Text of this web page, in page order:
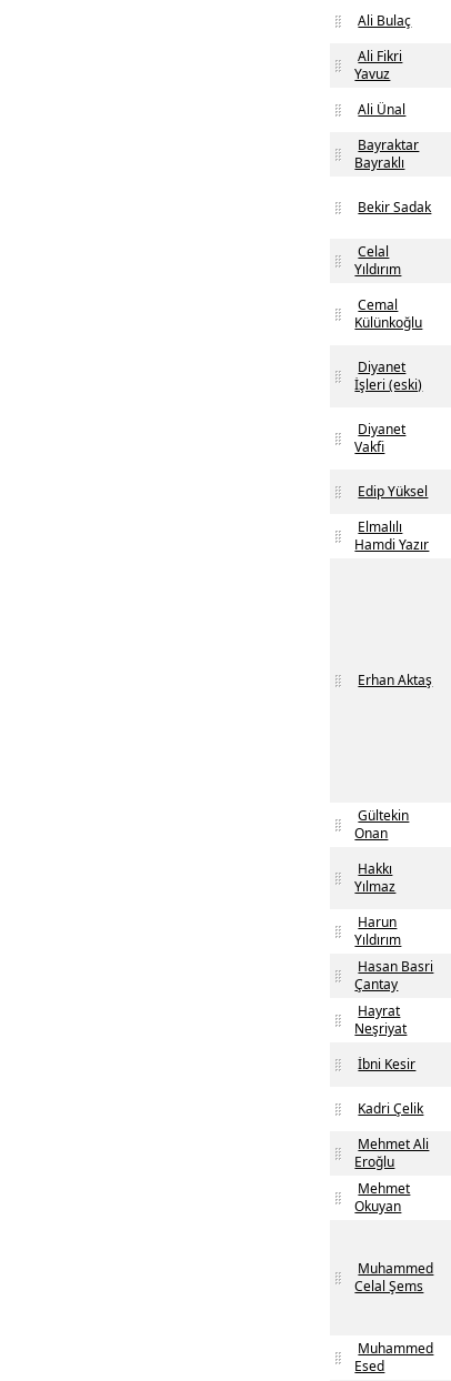
Ali Bulaç
Ali Fikri
Yavuz
Ali Ünal
Bayraktar
Bayraklı
Bekir Sadak
Celal
Yıldırım
Cemal
Külünkoğlu
Diyanet
İşleri (eski)
Diyanet
Vakfi
Edip Yüksel
Elmalılı
Hamdi Yazır
Erhan Aktaş
Gültekin
Onan
Hakkı
Yılmaz
Harun
Yıldırım
Hasan Basri
Çantay
Hayrat
Neşriyat
İbni Kesir
Kadri Çelik
Mehmet Ali
Eroğlu
Mehmet
Okuyan
Muhammed
Celal Şems
Muhammed
Esed